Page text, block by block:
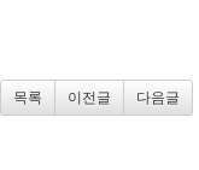
목록 이전글 다음글